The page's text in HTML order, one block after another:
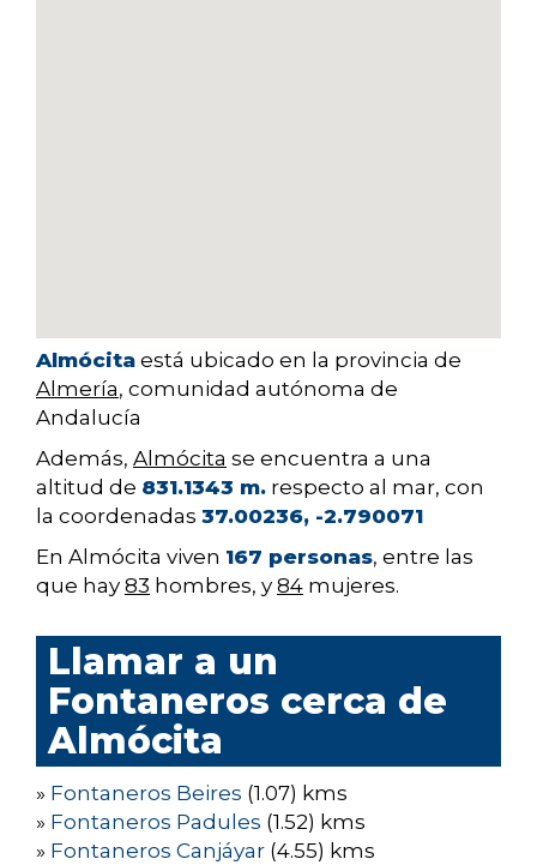
Almócita está ubicado en la provincia de
Almería, comunidad autónoma de
Andalucía
Además, Almócita se encuentra a una
altitud de 831.1343 m. respecto al mar, con
la coordenadas 37.00236, -2.790071
En Almócita viven 167 personas, entre las
que hay 83 hombres, y 84 mujeres.
Llamar a un
Fontaneros cerca de
Almócita
» Fontaneros Beires (1.07) kms
» Fontaneros Padules (1.52) kms
» Fontaneros Canjáyar (4.55) kms